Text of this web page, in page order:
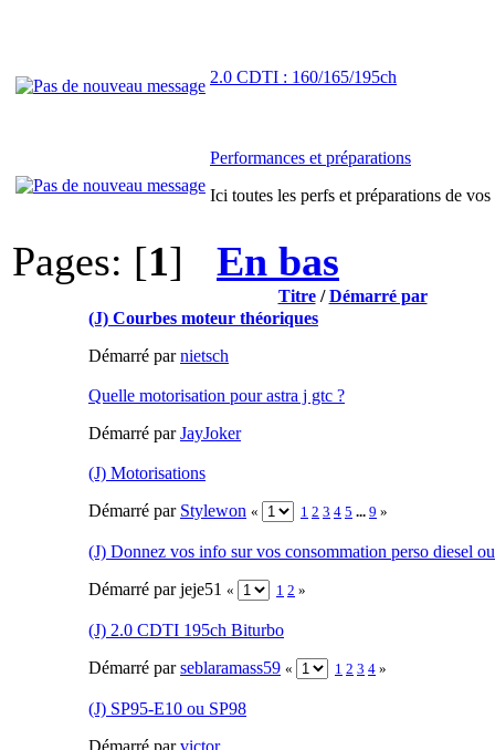
2.0 CDTI : 160/165/195ch
Performances et préparations
Ici toutes les perfs et préparations de
Pages: [1] En bas
Titre/Démarré par
(J) Courbes moteur théoriques
Démarré parnietsch
Quelle motorisation pour astra j gtc ?
Démarré parJayJoker
(J) Motorisations
Démarré par Stylewon « 1 2 3 4 5 ... 9 »
(J) Donnez vos info sur vos consommation perso diesel ou
Démarré par jeje51 « 1 2 »
(J) 2.0 CDTI 195ch Biturbo
Démarré parseblaramass59 « 1 2 3 4 »
(J) SP95-E10 ou SP98